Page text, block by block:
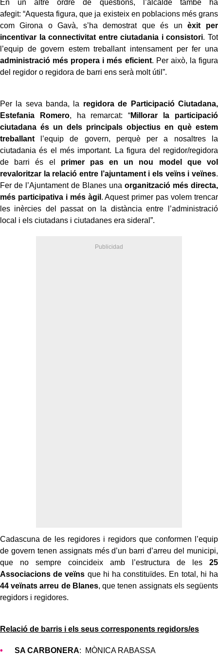
En un altre ordre de qüestions, l’alcalde també ha
afegit: “Aquesta figura, que ja existeix en poblacions més grans
com Girona o Gavà, s’ha demostrat que és un èxit per
incentivar la connectivitat entre ciutadania i consistori. Tot
l’equip de govern estem treballant intensament per fer una
administració més propera i més eficient. Per això, la figura
del regidor o regidora de barri ens serà molt útil”.
Per la seva banda, la regidora de Participació Ciutadana,
Estefania Romero, ha remarcat: “Millorar la participació
ciutadana és un dels principals objectius en què estem
treballant l’equip de govern, perquè per a nosaltres la
ciutadania és el més important. La figura del regidor/regidora
de barri és el primer pas en un nou model que vol
revaloritzar la relació entre l’ajuntament i els veïns i veïnes.
Fer de l’Ajuntament de Blanes una organització més directa,
més participativa i més àgil . Aquest primer pas volem trencar
les inèrcies del passat on la distància entre l’administració
local i els ciutadans i ciutadanes era sideral”.
Cadascuna de les regidores i regidors que conformen l’equip
de govern tenen assignats més d’un barri d’arreu del municipi,
que no sempre coincideix amb l’estructura de les25
Associacions de veïns que hi ha constituïdes. En total, hi ha
44 veïnats arreu de Blanes, que tenen assignats els següents
regidors i regidores.
Relació de barris i els seus corresponents regidors/es
SA CARBONERA: MÒNICA RABASSA